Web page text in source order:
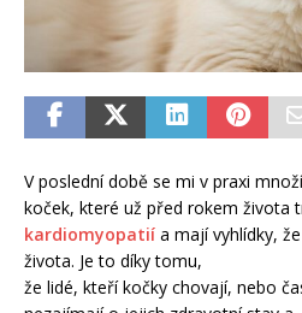
V poslední době se mi v praxi
koček, které už před rokem života
kardiomyopatií a mají vyhlídky,
života. Je to díky tomu,
že lidé, kteří kočky chovají, nebo